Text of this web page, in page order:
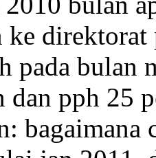
ke direktorat
pada bulan
dan pph 25
bagaimana